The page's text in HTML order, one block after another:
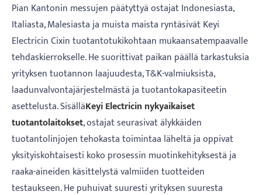
Pian Kantonin messujen päätyttyä ostajat Indonesiasta,
Italiasta, Malesiasta ja muista maista ryntäsivät Keyi
Electricin Cixin tuotantotukikohtaan mukaansatempaavalle
tehdaskierrokselle. He suorittivat paikan päällä tarkastuksia
yrityksen tuotannon laajuudesta, T&K-valmiuksista,
laadunvalvontajärjestelmästä ja tuotantokapasiteetin
asettelusta. SisälläKeyi Electricin nykyaikaiset
tuotantolaitokset, ostajat seurasivat älykkäiden
tuotantolinjojen tehokasta toimintaa läheltä ja oppivat
yksityiskohtaisesti koko prosessin muotinkehityksestä ja
raaka-aineiden käsittelystä valmiiden tuotteiden
testaukseen. He puhuivat suuresti yrityksen suuresta